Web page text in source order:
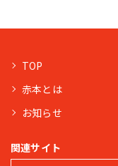
TOP
赤本とは
お知らせ